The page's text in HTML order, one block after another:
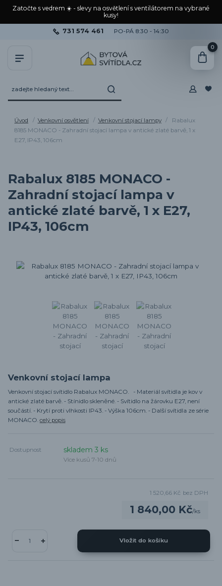
Zatočte s vedrem ☀️ - slevy na osvětlení s ventilátorem na vybrané
kusy!
731 574 461 PO-PÁ 8:30 - 14:30
0
Úvod Venkovní osvětlení Venkovní stojací lampy
Rabalux
8185 MONACO - Zahradní stojací lampa v antické zlaté barvě, 1 x
E27, IP43, 106cm
Rabalux 8185 MONACO -
Zahradní stojací lampa v
antické zlaté barvě, 1 x E27,
IP43, 106cm
Venkovní stojací lampa
Venkovní stojací svítidlo Rabalux MONACO. - Materiál svítidla je kov v
antické zlaté barvě. - Stínidlo skleněné. - Svítidlo na žárovku E27, není
součástí. - Krytí proti vlhkosti IP43. - Výška 106cm. - Další svítidla ze série
MONACO. celý popis
Dostupnost skladem 3 ks
Více kusů 7-10 dnů
1 840,00 Kč/ks
1 520,66 Kč bez DPH
Vložit do košíku